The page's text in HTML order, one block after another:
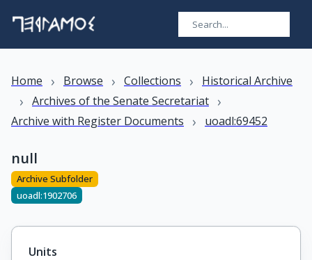
Home › Browse › Collections › Historical Archive
› Archives of the Senate Secretariat ›
Archive with Register Documents › uoadl:69452
null
Archive Subfolder
uoadl:1902706
Units